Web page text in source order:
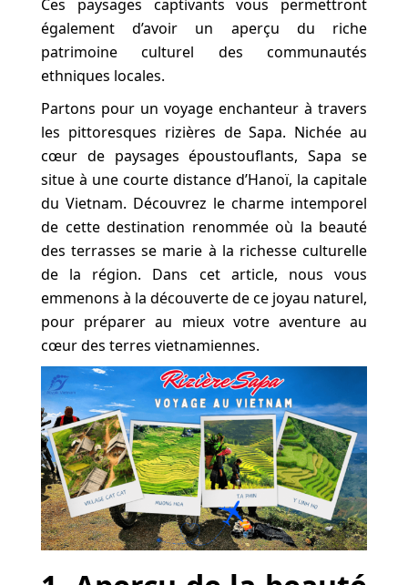
Ces paysages captivants vous permettront
également d’avoir un aperçu du riche
patrimoine culturel des communautés
ethniques locales.
Partons pour un voyage enchanteur à travers
les pittoresques rizières de Sapa. Nichée au
cœur de paysages époustouflants, Sapa se
situe à une courte distance d’Hanoï, la capitale
du Vietnam. Découvrez le charme intemporel
de cette destination renommée où la beauté
des terrasses se marie à la richesse culturelle
de la région. Dans cet article, nous vous
emmenons à la découverte de ce joyau naturel,
pour préparer au mieux votre aventure au
cœur des terres vietnamiennes.